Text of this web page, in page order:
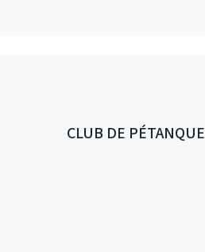
CLUB DE PÉTANQUE